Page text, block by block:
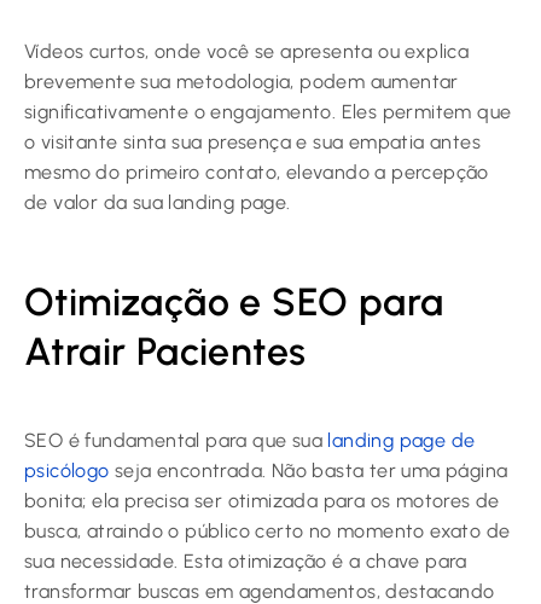
Vídeos curtos, onde você se apresenta ou explica
brevemente sua metodologia, podem aumentar
significativamente o engajamento. Eles permitem que
o visitante sinta sua presença e sua empatia antes
mesmo do primeiro contato, elevando a percepção
de valor da sua landing page.
Otimização e SEO para
Atrair Pacientes
SEO é fundamental para que sua landing page de
psicólogo seja encontrada. Não basta ter uma página
bonita; ela precisa ser otimizada para os motores de
busca, atraindo o público certo no momento exato de
sua necessidade. Esta otimização é a chave para
transformar buscas em agendamentos, destacando